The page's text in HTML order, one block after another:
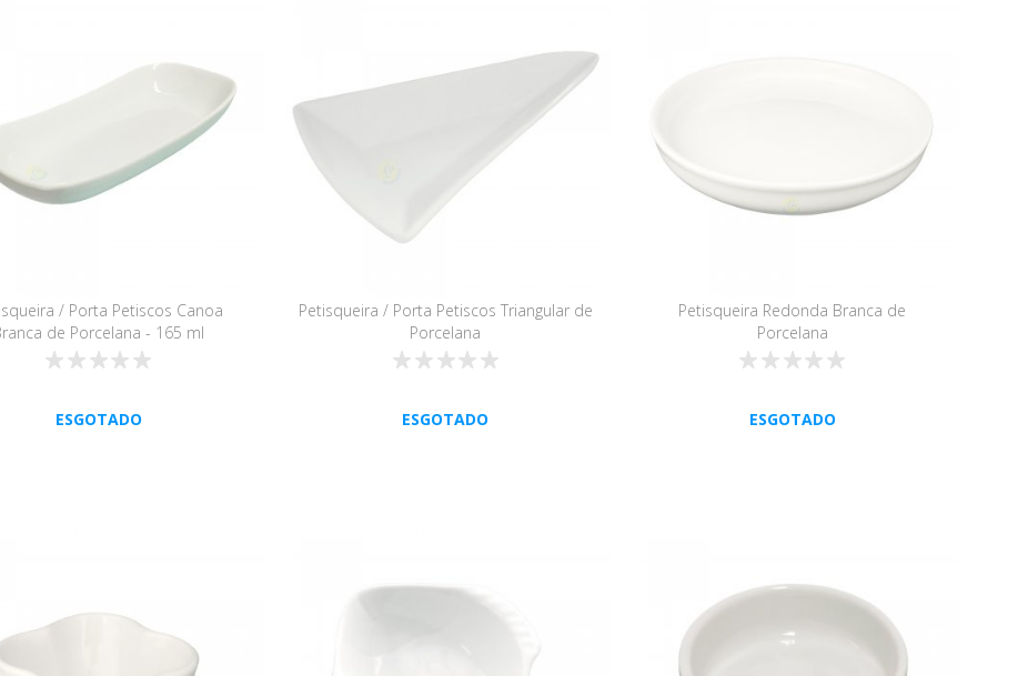
/ Porta Petiscos Canoa
de Porcelana - 165 ml
ESGOTADO
Petisqueira / Porta Petiscos Triangular de
Porcelana
ESGOTADO
Petisqueira Redonda Branca de
Porcelana
ESGOTADO